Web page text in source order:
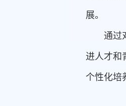
展。
通过
进人才和
个性化培